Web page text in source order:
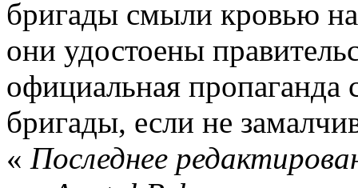
бригады смыли кровью
они удостоены
официальная пропаганда
бригады, если не
« Последнее